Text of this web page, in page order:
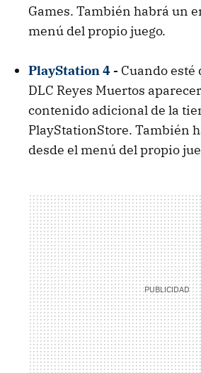
Games. También habrá un
menú del propio juego.
PlayStation 4 - Cuando
DLC Reyes Muertos
contenido adicional de la
PlayStationStore. También
desde el menú del propio